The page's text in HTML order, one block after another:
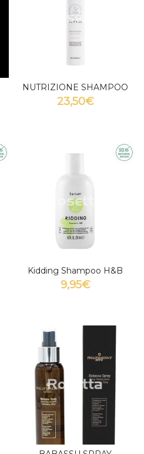
NUTRIZIONE SHAMPOO
23,50€
Kidding Shampoo H&B
9,95€